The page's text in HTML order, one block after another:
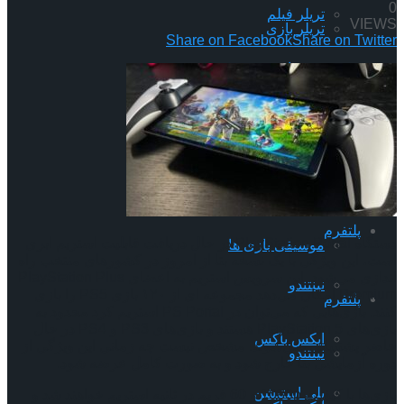
تریلر فیلم
خبر های ویدئویی
زیرنویس
موسیقی بازی ها
پلتفرم
نینتندو
ایکس باکس
پلی استیشن
تریلر بازی
خبر های ویدئویی
موسیقی بازی ها
پلتفرم
نینتندو
0
VIEWS
Share on FacebookShare on Twitter
دستگاه PlayStation Portal در حال دریافت قابلیت استریم ابری
حاضر پشتیبانی نمی‌شوند. مشخص نیست چه زمانی این ویژگی از
دوره آزمایشی بتا خارج شود و به صورت کامل عرضه شود.